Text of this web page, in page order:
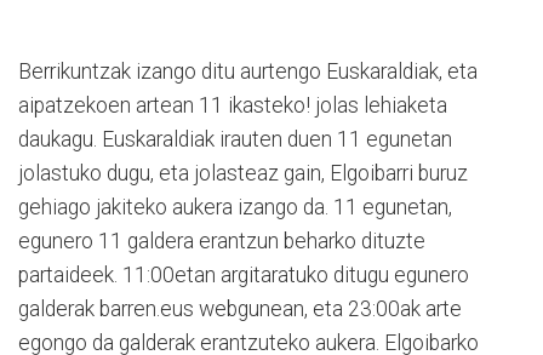
Berrikuntzak izango ditu aurtengo Euskaraldiak, eta
aipatzekoen artean 11 ikasteko! jolas lehiaketa
daukagu. Euskaraldiak irauten duen 11 egunetan
jolastuko dugu, eta jolasteaz gain, Elgoibarri buruz
gehiago jakiteko aukera izango da. 11 egunetan,
egunero 11 galdera erantzun beharko dituzte
partaideek. 11:00etan argitaratuko ditugu egunero
galderak barren.eus webgunean, eta 23:00ak arte
egongo da galderak erantzuteko aukera. Elgoibarko